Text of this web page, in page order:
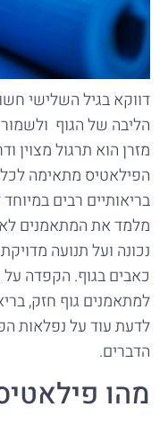
דווקא בגיל השלישי
הליבה של הגוף
מזרן הוא תרגול מצוין
הפילאטיס מתאימה לכל
בריאותיים רבים
מלמד את המתאמנים
נכונה ועל תנועה
כאבים בגוף. הקפדה
למתאמנים גוף חזק,
לדעת עוד על נפלאות
הדברים.
מהו